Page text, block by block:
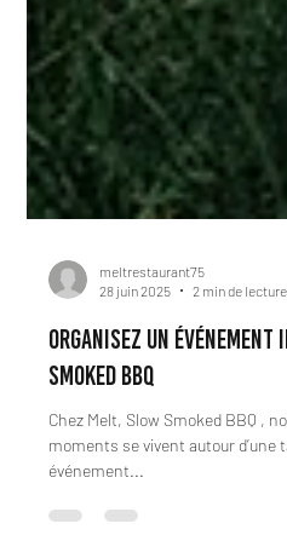
meltrestaurant75
2 min de lecture
Organisez un événement
Smoked BBQ
Chez Melt, Slow Smoked BBQ ,
moments se vivent autour d’une